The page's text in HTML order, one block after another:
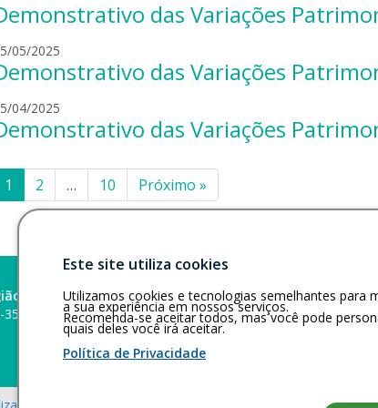
s
k
i
r
s
k
b
n
i
r
s
d
o
b
n
i
r
k
e
n
d
o
b
n
e
k
das Variações
05/2025l
e
n
d
o
b
o
e
r
s
k
das Variações
04/2025l
e
n
d
r
o
n
e
r
das Variações
1 2 … 10 Próximo »
(PR)
Buscar
Este site utiliza cookies
Utilizamos cookies e tecnologias semelhantes para
a sua experiência em nossos serviços.
Recomenda-se aceitar todos, mas você pode
quais deles você irá aceitar.
Política de Privacidade